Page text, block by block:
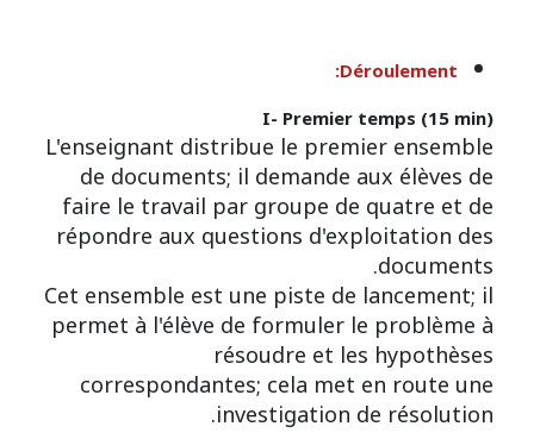
Déroulement:
I- Premier temps (15 min)
L'enseignant distribue le premier ensemble
de documents; il demande aux élèves de
faire le travail par groupe de quatre et de
répondre aux questions d'exploitation des
documents.
Cet ensemble est une piste de lancement; il
permet à l'élève de formuler le problème à
résoudre et les hypothèses
correspondantes; cela met en route une
investigation de résolution.